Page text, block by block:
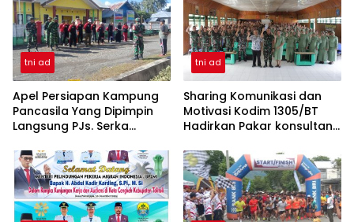
tni ad
Apel Persiapan Kampung
Pancasila Yang Dipimpin
Langsung PJs. Serka
Kades Kwalabesar Iswadi
Is. Suleman
tni ad
Sharing Komunikasi dan
Motivasi Kodim 1305/BT
Hadirkan Pakar konsultan